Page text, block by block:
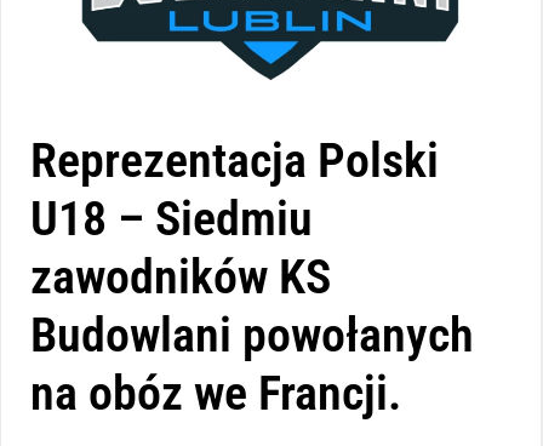
Reprezentacja Polski
U18 – Siedmiu
zawodników KS
Budowlani powołanych
na obóz we Francji.